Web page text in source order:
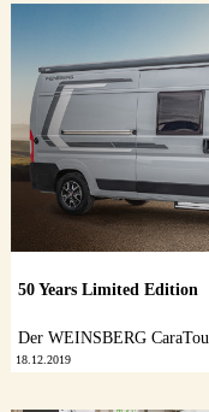
Datenschutzerklärung
50 Years Limited Edition
Der WEINSBERG
18.12.2019